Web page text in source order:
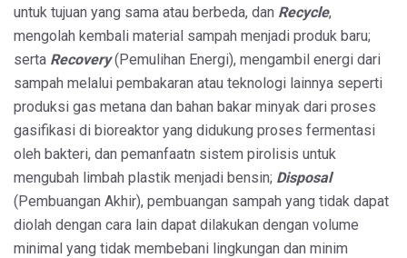
untuk tujuan yang sama atau berbeda, dan Recycle,
mengolah kembali material sampah menjadi produk baru;
serta Recovery(Pemulihan Energi), mengambil energi dari
sampah melalui pembakaran atau teknologi lainnya seperti
produksi gas metana dan bahan bakar minyak dari proses
gasifikasi di bioreaktor yang didukung proses fermentasi
oleh bakteri, dan pemanfaatn sistem pirolisis untuk
mengubah limbah plastik menjadi bensin; Disposal
(Pembuangan Akhir), pembuangan sampah yang tidak dapat
diolah dengan cara lain dapat dilakukan dengan volume
minimal yang tidak membebani lingkungan dan minim